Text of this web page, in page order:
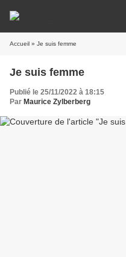
Accueil » Je suis femme
Je suis femme
Publié le 25/11/2022 à 18:15
Par Maurice Zylberberg